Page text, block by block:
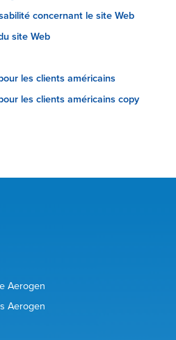
concernant le site Web
site Web
les clients américains
les clients américains copy
Aerogen
Aerogen